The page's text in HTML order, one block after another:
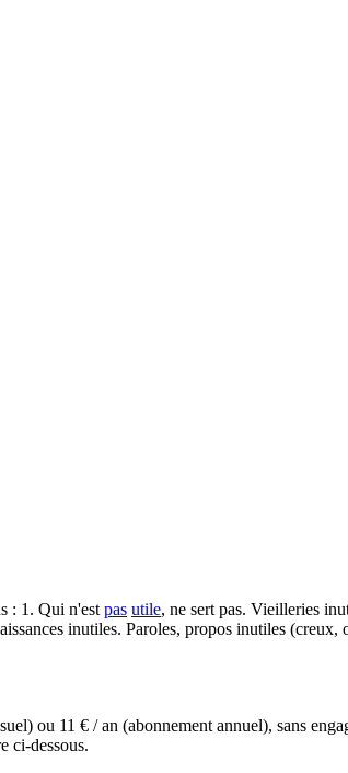
: 1. Qui n'est pas utile, ne sert pas. Vieilleries
inutiles. Paroles, propos inutiles (creux,
ou 11 € / an (abonnement annuel), sans
ci-dessous.